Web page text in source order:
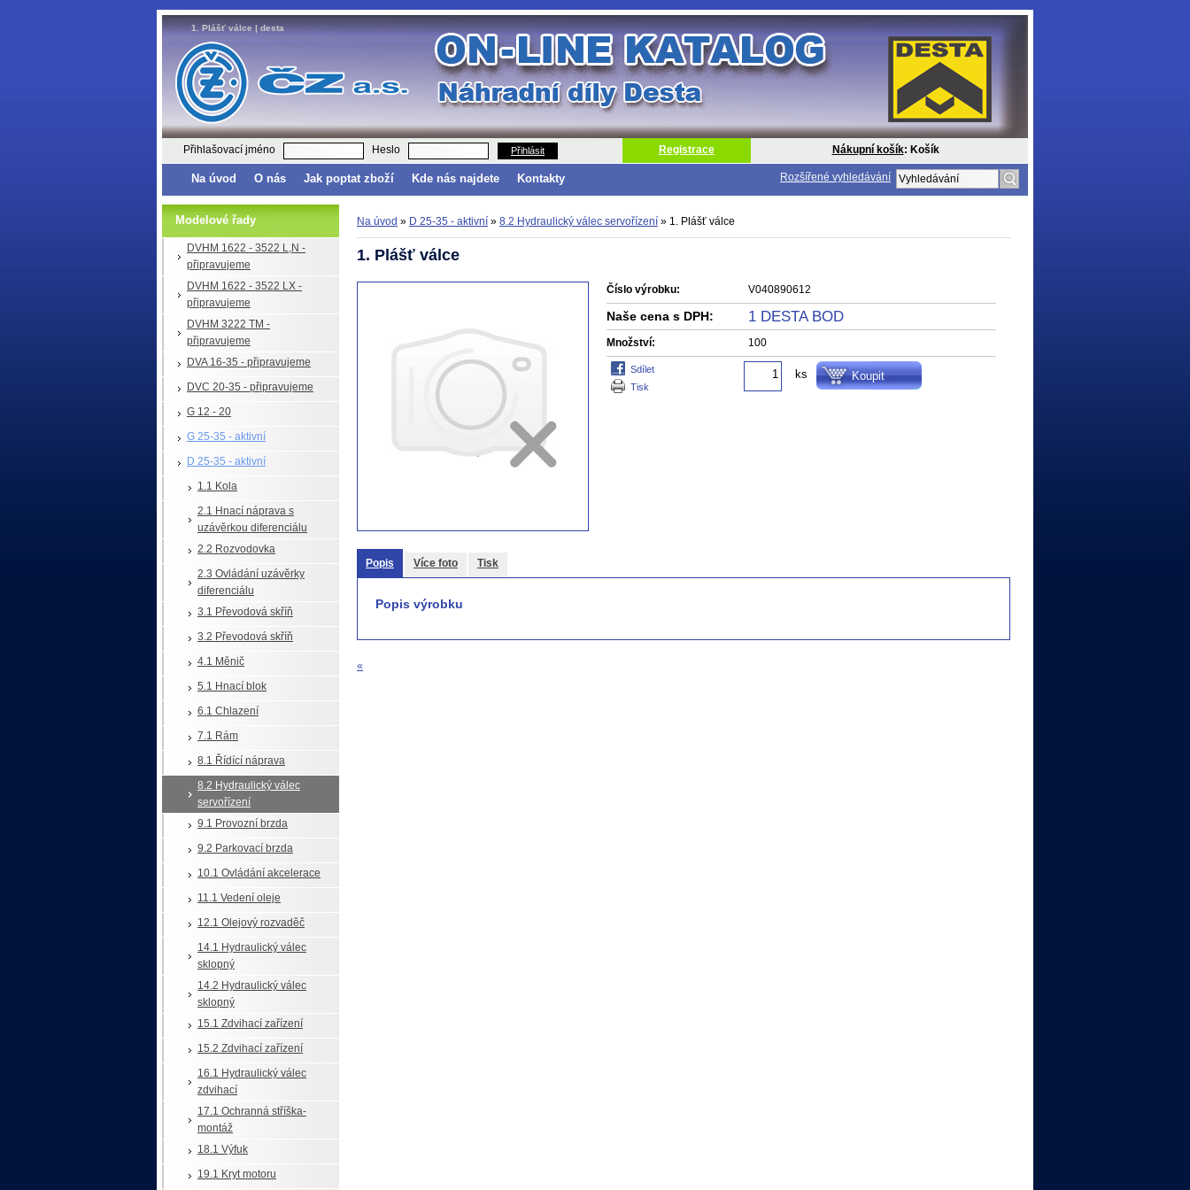
1. Plášť válce | desta
Přihlašovací jméno Heslo Přihlásit Registrace Nákupní košík: Košík
Na úvod O nás Jak poptat zboží Kde nás najdete Kontakty Rozšířené vyhledávání
Modelové řady
DVHM 1622 - 3522 L,N -
připravujeme
DVHM 1622 - 3522 LX -
připravujeme
DVHM 3222 TM -
připravujeme
DVA 16-35 - připravujeme
DVC 20-35 - připravujeme
G 12 - 20
G 25-35 - aktivní
D 25-35 - aktivní
1.1 Kola
2.1 Hnací náprava s
uzávěrkou diferenciálu
2.2 Rozvodovka
2.3 Ovládání uzávěrky
diferenciálu
3.1 Převodová skříň
3.2 Převodová skříň
4.1 Měnič
5.1 Hnací blok
6.1 Chlazení
7.1 Rám
8.1 Řídící náprava
8.2 Hydraulický válec
servořízení
9.1 Provozní brzda
9.2 Parkovací brzda
10.1 Ovládání akcelerace
11.1 Vedení oleje
12.1 Olejový rozvaděč
14.1 Hydraulický válec
sklopný
14.2 Hydraulický válec
sklopný
15.1 Zdvihací zařízení
15.2 Zdvihací zařízení
16.1 Hydraulický válec
zdvihací
17.1 Ochranná stříška-
montáž
18.1 Výfuk
19.1 Kryt motoru
Na úvod » D 25-35 - aktivní » 8.2 Hydraulický válec servořízení » 1. Plášť válce
1. Plášť válce
Číslo výrobku: V040890612
Naše cena s DPH: 1 DESTA BOD
Množství: 100
sdílet
tisk
ks
Popis Více foto Tisk
Popis výrobku
«